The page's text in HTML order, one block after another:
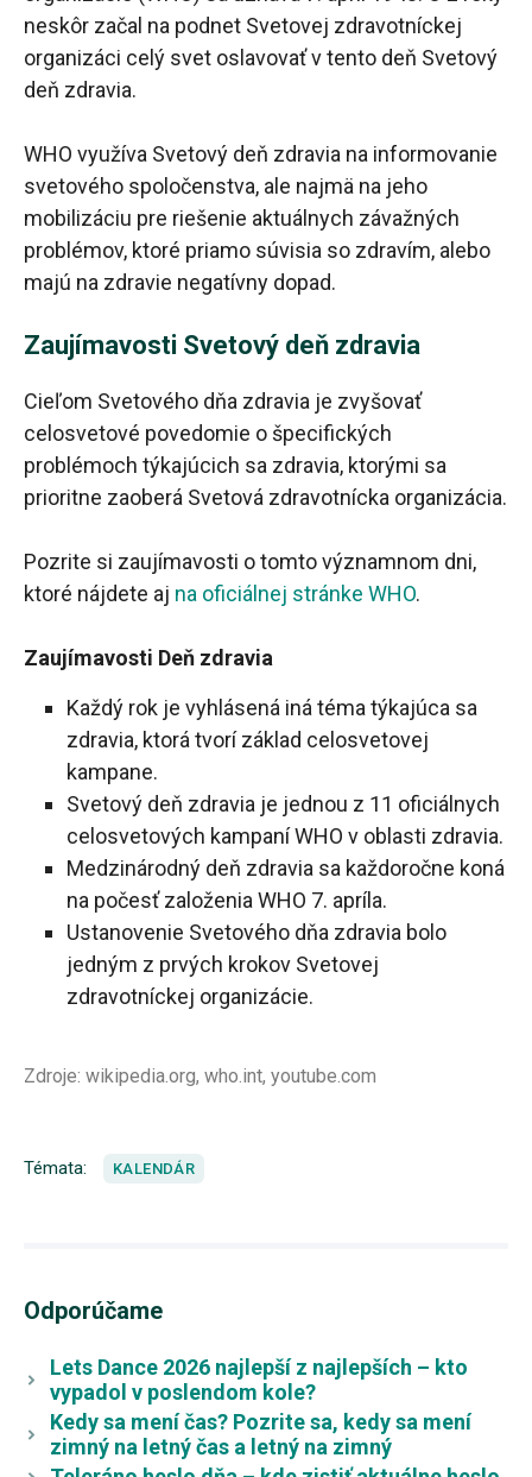
neskôr začal na podnet Svetovej zdravotníckej
organizáci celý svet oslavovať v tento deň Svetový
deň zdravia.
WHO využíva Svetový deň zdravia na informovanie
svetového spoločenstva, ale najmä na jeho
mobilizáciu pre riešenie aktuálnych závažných
problémov, ktoré priamo súvisia so zdravím, alebo
majú na zdravie negatívny dopad.
Zaujímavosti Svetový deň zdravia
Cieľom Svetového dňa zdravia je zvyšovať
celosvetové povedomie o špecifických
problémoch týkajúcich sa zdravia, ktorými sa
prioritne zaoberá Svetová zdravotnícka organizácia.
Pozrite si zaujímavosti o tomto významnom dni,
ktoré nájdete aj na oficiálnej stránke WHO.
Zaujímavosti Deň zdravia
Každý rok je vyhlásená iná téma týkajúca sa
zdravia, ktorá tvorí základ celosvetovej
kampane.
Svetový deň zdravia je jednou z 11 oficiálnych
celosvetových kampaní WHO v oblasti zdravia.
Medzinárodný deň zdravia sa každoročne koná
na počesť založenia WHO 7. apríla.
Ustanovenie Svetového dňa zdravia bolo
jedným z prvých krokov Svetovej
zdravotníckej organizácie.
Zdroje: wikipedia.org, who.int, youtube.com
Témata: KALENDÁR
Odporúčame
Lets Dance 2026 najlepší z najlepších – kto
vypadol v poslendom kole?
Kedy sa mení čas? Pozrite sa, kedy sa mení
zimný na letný čas a letný na zimný